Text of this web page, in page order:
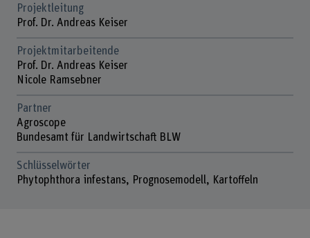
Projektleitung
Prof. Dr. Andreas Keiser
Projektmitarbeitende
Prof. Dr. Andreas Keiser
Nicole Ramsebner
Partner
Agroscope
Bundesamt für Landwirtschaft BLW
Schlüsselwörter
Phytophthora infestans, Prognosemodell, Kartoffeln